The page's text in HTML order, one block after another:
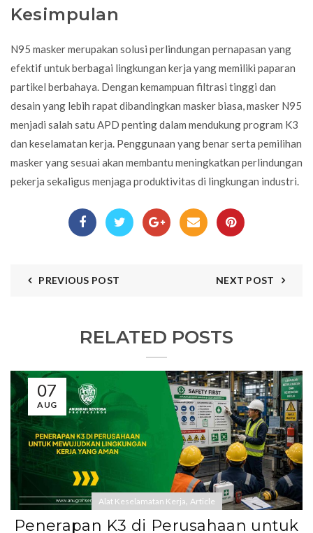
Kesimpulan
N95 masker merupakan solusi perlindungan pernapasan yang
efektif untuk berbagai lingkungan kerja yang memiliki paparan
partikel berbahaya. Dengan kemampuan filtrasi tinggi dan
desain yang lebih rapat dibandingkan masker biasa, masker N95
menjadi salah satu APD penting dalam mendukung program K3
dan keselamatan kerja. Penggunaan yang benar serta pemilihan
masker yang sesuai akan membantu meningkatkan perlindungan
pekerja sekaligus menjaga produktivitas di lingkungan industri.
PREVIOUS POST NEXT POST
RELATED POSTS
07
AUG
Alat Keselamatan Kerja, Article
Penerapan K3 di Perusahaan untuk